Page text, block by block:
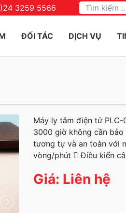
3259 5566 Tìm kiếm
ĐỐI TÁC DỊCH VỤ
Máy ly tâm điện tử
3000 giờ không cần
tương tự và an toàn với
vòng/phút  Điều kiển
Giá: Liên hệ